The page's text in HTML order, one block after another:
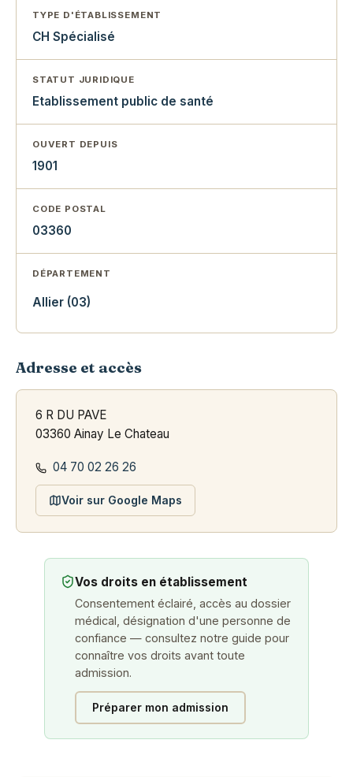
TYPE D'ÉTABLISSEMENT
CH Spécialisé
STATUT JURIDIQUE
Etablissement public de santé
OUVERT DEPUIS
1901
CODE POSTAL
03360
DÉPARTEMENT
Allier (03)
Adresse et accès
6 R DU PAVE
03360 Ainay Le Chateau
04 70 02 26 26
Voir sur Google Maps
Vos droits en établissement
Consentement éclairé, accès au dossier
médical, désignation d'une personne de
confiance — consultez notre guide pour
connaître vos droits avant toute
admission.
Préparer mon admission